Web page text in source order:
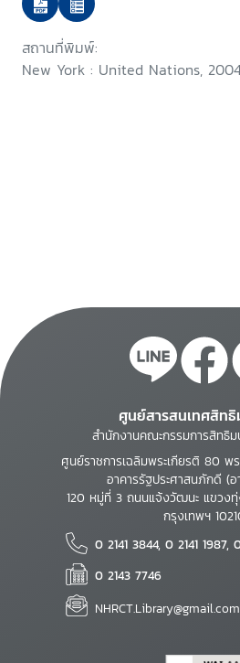
สถานที่พิมพ์:
New York : United Nations,
ศูนย์สารสนเทศสิท
สำนักงานคณะกรรมการสิทธิ
ศูนย์ราชการเฉลิมพระเกียรติ 80 พ
อาคารรัฐประศาสนภักดี (
120 หมู่ที่ 3 ถนนแจ้งวัฒนะ แขวง
กรุงเทพฯ
0 2141 3844, 0 2141 1987,
0 2143 7746